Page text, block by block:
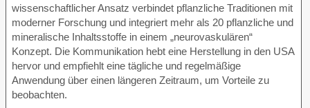
wissenschaftlicher Ansatz verbindet pflanzliche Traditionen mit
moderner Forschung und integriert mehr als 20 pflanzliche und
mineralische Inhaltsstoffe in einem „neurovaskulären“
Konzept. Die Kommunikation hebt eine Herstellung in den USA
hervor und empfiehlt eine tägliche und regelmäßige
Anwendung über einen längeren Zeitraum, um Vorteile zu
beobachten.